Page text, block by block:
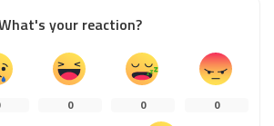
your reaction?
0 0 0